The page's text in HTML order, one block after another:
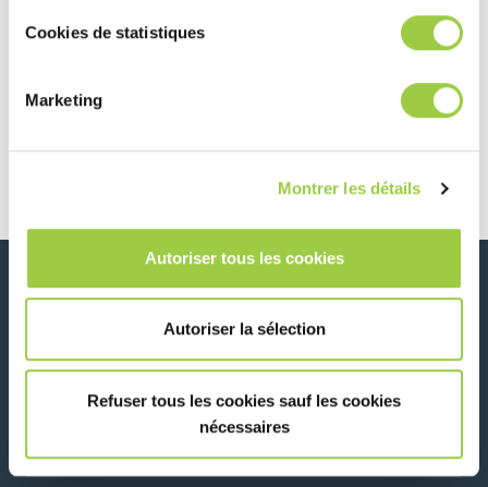
Cookies de statistiques
Marketing
Montrer les détails
Autoriser tous les cookies
Autoriser la sélection
Refuser tous les cookies sauf les cookies
nécessaires
欢迎参加瑞士卢塞
恩举行的国际医疗
欢迎莅临深圳华南
电子展 3A21 展
新闻、服务、产品、..
与我们的时事通讯保持联系！
Please leave